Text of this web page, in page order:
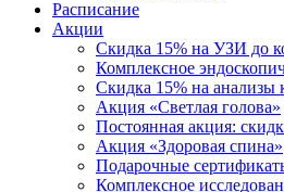
Расписание
Акции
Скидка 15% на УЗИ до
Комплексное
Скидка 15% на анализы
Акция «Светлая голова»
Постоянная акция:
Акция «Здоровая спина»
Подарочные
Комплексное